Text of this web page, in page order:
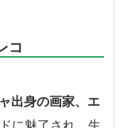
コ
出身の画家、エ
に魅了され、生